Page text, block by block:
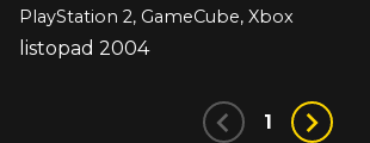
PlayStation 2, GameCube, Xbox
listopad 2004
1